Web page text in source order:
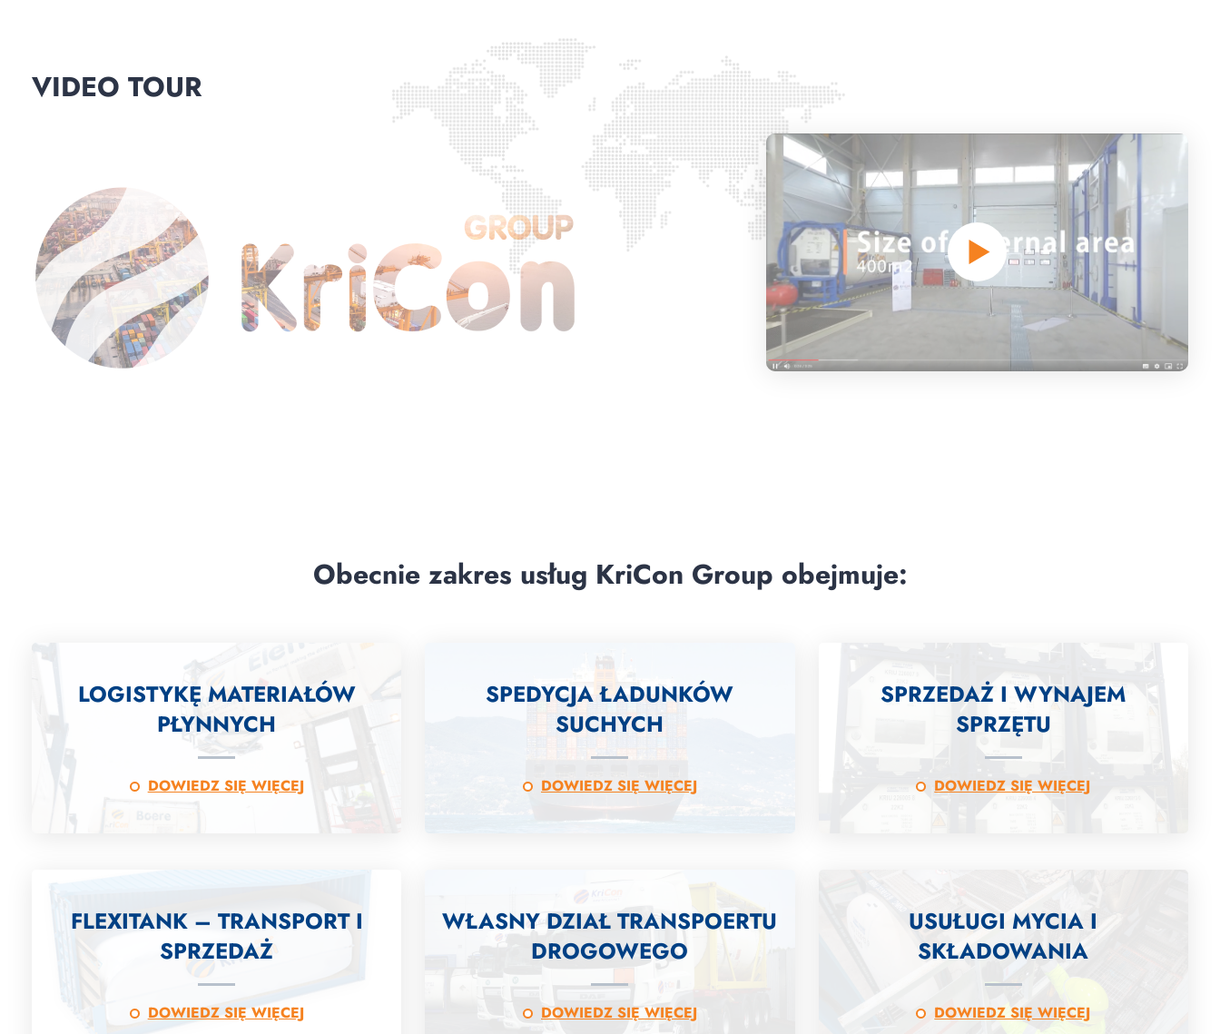
VIDEO TOUR
Obecnie zakres usług KriCon Group obejmuje:
LOGISTYKĘ MATERIAŁÓW
PŁYNNYCH
DOWIEDZ SIĘ WIĘCEJ
SPEDYCJA ŁADUNKÓW
SUCHYCH
DOWIEDZ SIĘ WIĘCEJ
SPRZEDAŻ I WYNAJEM
SPRZĘTU
DOWIEDZ SIĘ WIĘCEJ
FLEXITANK – TRANSPORT I
SPRZEDAŻ
DOWIEDZ SIĘ WIĘCEJ
WŁASNY DZIAŁ TRANSPOERTU
DROGOWEGO
DOWIEDZ SIĘ WIĘCEJ
USUŁUGI MYCIA I
SKŁADOWANIA
DOWIEDZ SIĘ WIĘCEJ